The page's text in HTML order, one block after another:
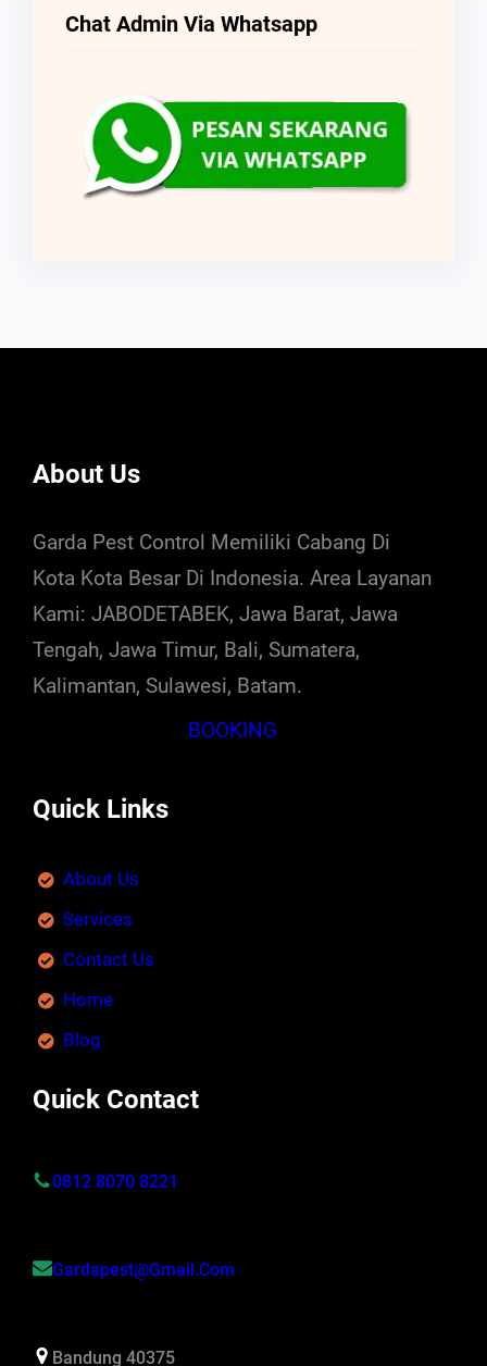
Chat Admin Via Whatsapp
About Us
Garda Pest Control Memiliki Cabang Di
Kota Kota Besar Di Indonesia. Area Layanan
Kami: JABODETABEK, Jawa Barat, Jawa
Tengah, Jawa Timur, Bali, Sumatera,
Kalimantan, Sulawesi, Batam.
BOOKING
Quick Links
About Us
Services
Contact Us
Home
Blog
Quick Contact
0812 8070 8221
Gardapest@gmail.com
Bandung 40375